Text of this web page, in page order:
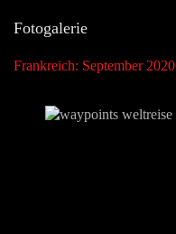
Fotogalerie
Frankreich: September 2020